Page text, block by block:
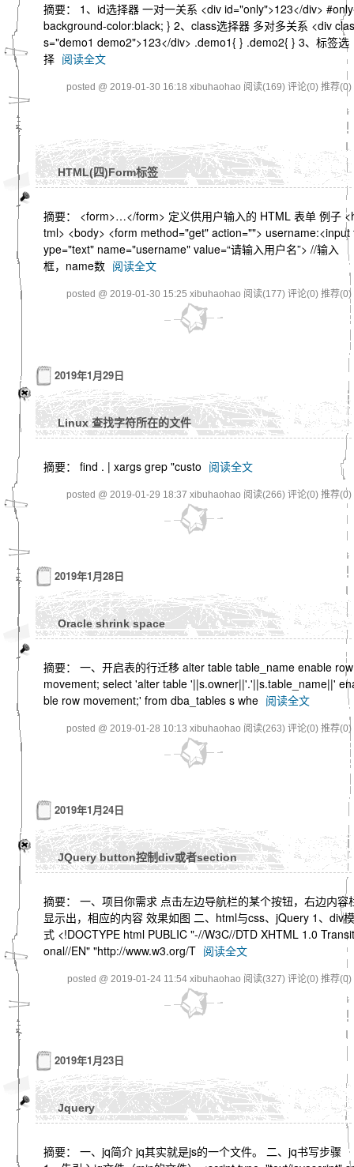
摘要： 1、id选择器 一对一关系 <div id="only">123</div>
background-color:black; } 2、class选择器 多对多关系 <div clas
s="demo1 demo2">123</div> .demo1{ } .demo2{ } 3、标签选
择 阅读全文
posted @ 2019-01-30 16:18 xibuhaohao 阅读(169) 评论(0) 推荐(0)
HTML(四)Form标签
摘要： <form>…</form> 定义供用户输入的 HTML 表单 例子
tml> <body> <form method="get" action=""> username:<input
ype="text" name="username" value=“请输入用户名”> //输入
框，name数 阅读全文
posted @ 2019-01-30 15:25 xibuhaohao 阅读(177) 评论(0) 推荐(0)
2019年1月29日
Linux 查找字符所在的文件
摘要： find . | xargs grep "custo 阅读全文
posted @ 2019-01-29 18:37 xibuhaohao 阅读(266) 评论(0) 推荐(0)
2019年1月28日
Oracle shrink space
摘要： 一、开启表的行迁移 alter table table_name enable row
movement; select 'alter table '||s.owner||'.'||s.table_name||'
ble row movement;' from dba_tables s whe 阅读全文
posted @ 2019-01-28 10:13 xibuhaohao 阅读(263) 评论(0) 推荐(0)
2019年1月24日
JQuery button控制div或者section
摘要： 一、项目你需求 点击左边导航栏的某个按钮，右边内容
显示出，相应的内容 效果如图 二、html与css、jQuery 1、div模
式 <!DOCTYPE html PUBLIC "-//W3C//DTD XHTML 1.0
onal//EN" "http://www.w3.org/T 阅读全文
posted @ 2019-01-24 11:54 xibuhaohao 阅读(327) 评论(0) 推荐(0)
2019年1月23日
Jquery
摘要： 一、jq简介 jq其实就是js的一个文件。 二、jq书写步骤